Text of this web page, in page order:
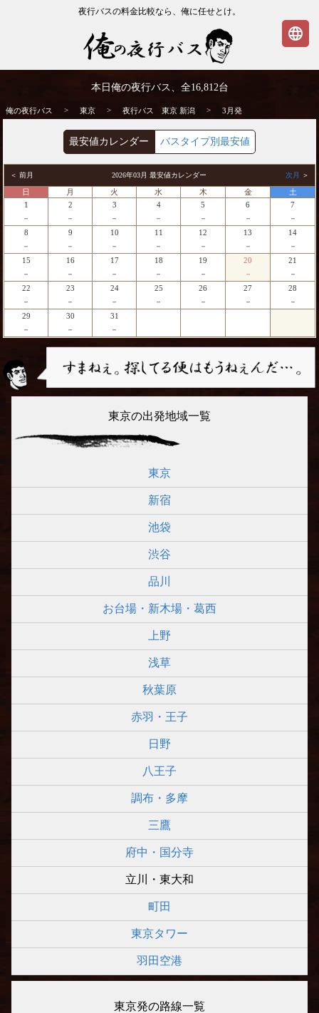
夜行バスの料金比較なら、俺に任せとけ。
| 俺の夜行バス
本日俺の夜行バス、全16,812台
俺の夜行バス > 東京 > 夜行バス 東京 新潟 > 3月発
最安値カレンダー バスタイプ別最安値
＜ 前月 2026年03月 最安値カレンダー 次月 ＞
日 月 火 水 木 金
土
1
－
2
－
3
－
4
－
5
－
6
－
7
－
8
－
9
－
10
－
11
－
12
－
13
－
14
－
15
－
16
－
17
－
18
－
19
－
20
－
21
－
22
－
23
－
24
－
25
－
26
－
27
－
28
－
29
－
30
－
31
－
東京の出発地域一覧
東京
新宿
池袋
渋谷
品川
お台場・新木場・葛西
上野
浅草
秋葉原
赤羽・王子
日野
八王子
調布・多摩
三鷹
府中・国分寺
立川・東大和
町田
東京タワー
羽田空港
東京発の路線一覧
language